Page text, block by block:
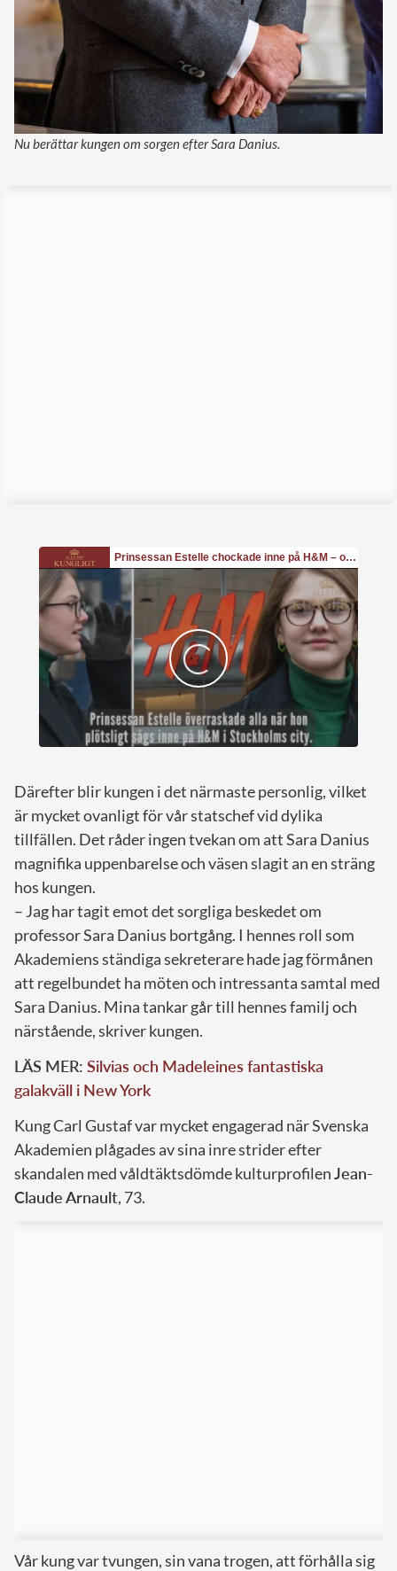
Nu berättar kungen om sorgen efter Sara Danius.
Därefter blir kungen i det närmaste personlig, vilket
är mycket ovanligt för vår statschef vid dylika
tillfällen. Det råder ingen tvekan om att Sara Danius
magnifika uppenbarelse och väsen slagit an en sträng
hos kungen.
– Jag har tagit emot det sorgliga beskedet om
professor Sara Danius bortgång. I hennes roll som
Akademiens ständiga sekreterare hade jag förmånen
att regelbundet ha möten och intressanta samtal med
Sara Danius. Mina tankar går till hennes familj och
närstående, skriver kungen.
LÄS MER: Silvias och Madeleines fantastiska
galakväll i New York
Kung Carl Gustaf var mycket engagerad när Svenska
Akademien plågades av sina inre strider efter
skandalen med våldtäktsdömde kulturprofilenJean-
Claude Arnault, 73.
Vår kung var tvungen, sin vana trogen, att förhålla sig